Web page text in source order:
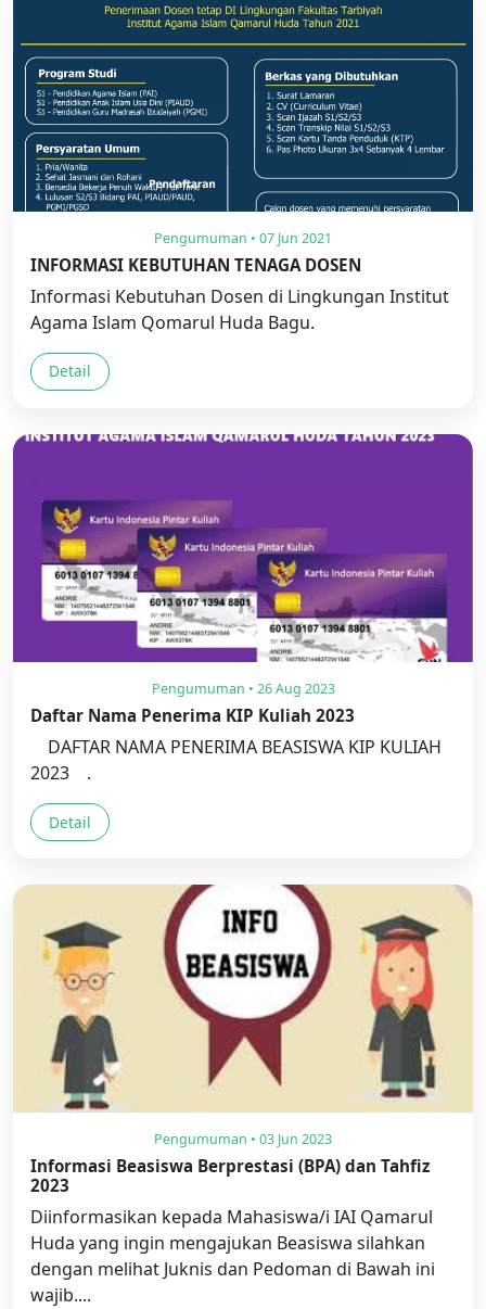
Pengumuman • 07 Jun 2021
INFORMASI KEBUTUHAN TENAGA DOSEN
Informasi Kebutuhan Dosen di Lingkungan Institut
Agama Islam Qomarul Huda Bagu.
Detail
Pengumuman • 26 Aug 2023
Daftar Nama Penerima KIP Kuliah 2023
DAFTAR NAMA PENERIMA BEASISWA KIP KULIAH
2023 .
Detail
Pengumuman • 03 Jun 2023
Informasi Beasiswa Berprestasi (BPA) dan Tahfiz
2023
Diinformasikan kepada Mahasiswa/i IAI Qamarul
Huda yang ingin mengajukan Beasiswa silahkan
dengan melihat Juknis dan Pedoman di Bawah ini
wajib....